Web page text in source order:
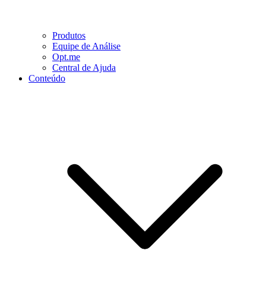
Produtos
Equipe de Análise
Opt.me
Central de Ajuda
Conteúdo